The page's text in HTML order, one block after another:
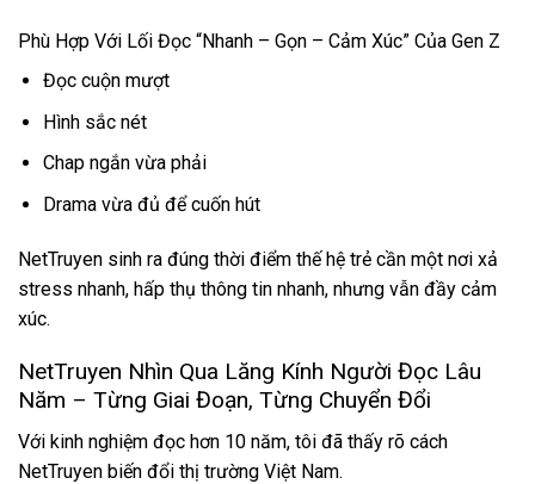
Phù Hợp Với Lối Đọc “Nhanh – Gọn – Cảm Xúc” Của Gen Z
Đọc cuộn mượt
Hình sắc nét
Chap ngắn vừa phải
Drama vừa đủ để cuốn hút
NetTruyen sinh ra đúng thời điểm thế hệ trẻ cần một nơi xả
stress nhanh, hấp thụ thông tin nhanh, nhưng vẫn đầy cảm
xúc.
NetTruyen Nhìn Qua Lăng Kính Người Đọc Lâu
Năm – Từng Giai Đoạn, Từng Chuyển Đổi
Với kinh nghiệm đọc hơn 10 năm, tôi đã thấy rõ cách
NetTruyen biến đổi thị trường Việt Nam.